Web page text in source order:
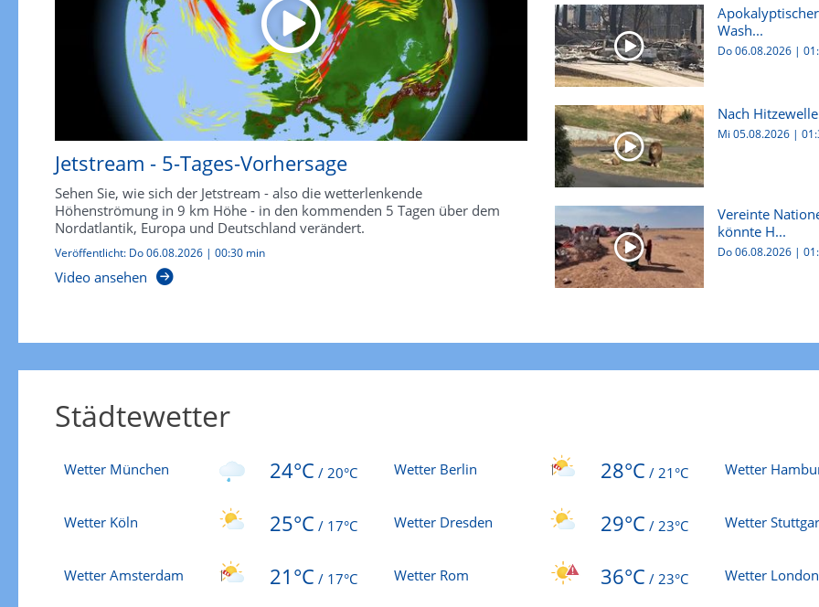
Jetstream - 5-Tages-Vorhersage
Sehen Sie, wie sich der Jetstream - also die wetterlenkende
Höhenströmung in 9 km Höhe - in den kommenden 5 Tagen über dem
Nordatlantik, Europa und Deutschland verändert.
Veröffentlicht: Do 06.08.2026 | 00:30 min
Video ansehen
Wash...
Do 06.08.2026 |
Nach
Mi 05.08.2026 |
Vereinte
könnte H...
Do 06.08.2026 |
Städtewetter
Wetter München 24°C / 20°C Wetter Berlin 28°C / 21°C Wetter
Wetter Köln 25°C / 17°C Wetter Dresden 29°C / 23°C Wetter
Wetter Amsterdam 21°C / 17°C Wetter Rom 36°C / 23°C Wetter London